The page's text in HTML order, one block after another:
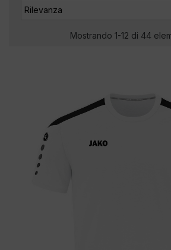
Rilevanza
Mostrando 1-12 di 44